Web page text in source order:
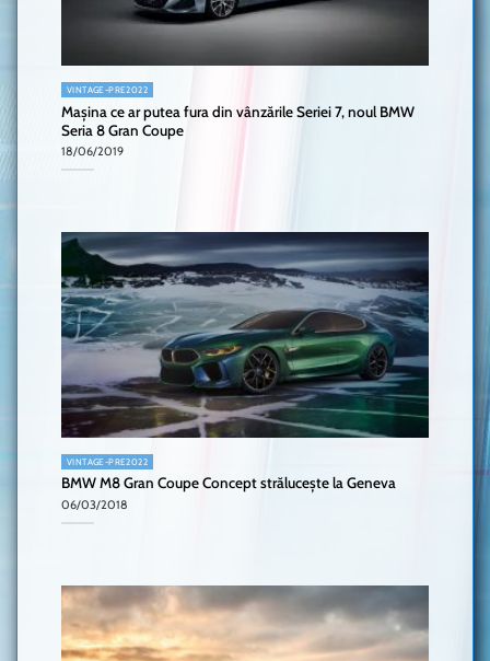
VINTAGE-PRE2022
Mașina ce ar putea fura din vânzările Seriei 7, noul BMW
Seria 8 Gran Coupe
18/06/2019
VINTAGE-PRE2022
BMW M8 Gran Coupe Concept strălucește la Geneva
06/03/2018